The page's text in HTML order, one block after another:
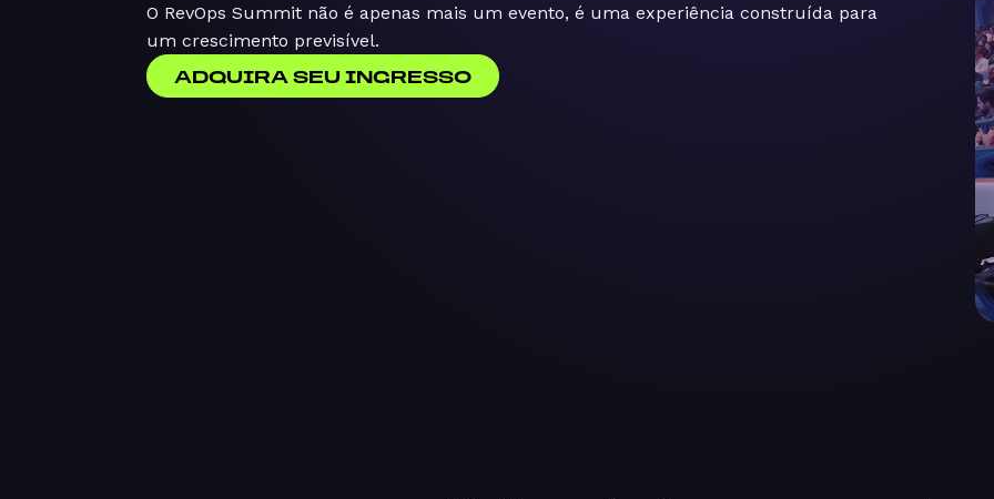
O RevOps Summit não é apenas mais um evento, é uma experiência construída para
um crescimento previsível.
ADQUIRA SEU INGRESSO